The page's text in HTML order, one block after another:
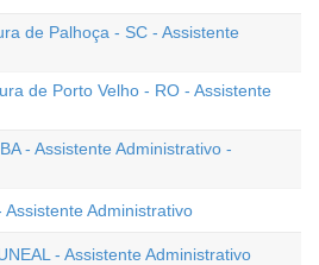
de Palhoça - SC - Assistente
de Porto Velho - RO - Assistente
- Assistente Administrativo -
Administrativo
- Assistente Administrativo